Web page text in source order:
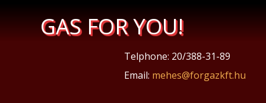
GAS FOR YOU!
Telphone: 20/388-31-89
Email: mehes@forgazkft.hu